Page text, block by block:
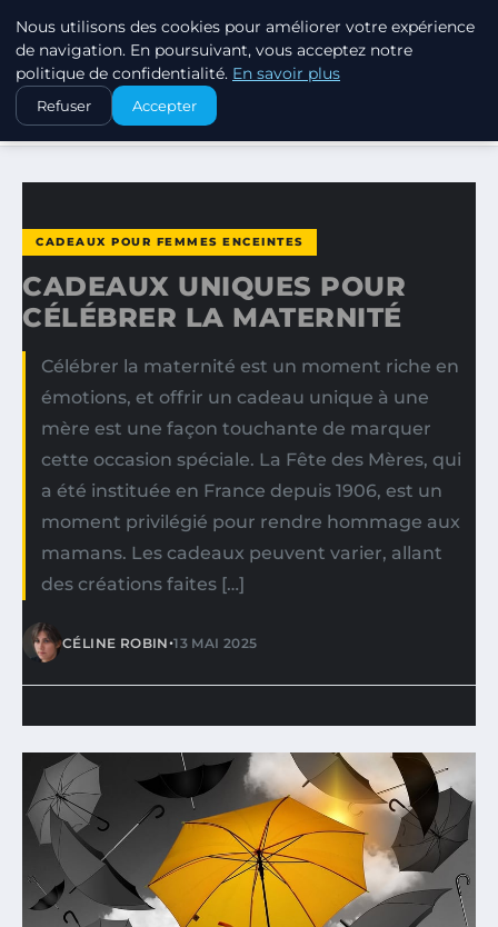
SWISSTALES
ACCUEIL
CADEAUX POUR FEMMES ENCEINTES
CADEAUX UNIQUES POUR CÉLÉBRER LA MATERNITÉ
CADEAUX POUR FEMMES ENCEINTES
CADEAUX UNIQUES POUR
CÉLÉBRER LA MATERNITÉ
Célébrer la maternité est un moment riche en
émotions, et offrir un cadeau unique à une
mère est une façon touchante de marquer
cette occasion spéciale. La Fête des Mères, qui
a été instituée en France depuis 1906, est un
moment privilégié pour rendre hommage aux
mamans. Les cadeaux peuvent varier, allant
des créations faites […]
CÉLINE ROBIN•13 MAI 2025
Nous utilisons des cookies pour améliorer votre expérience
de navigation. En poursuivant, vous acceptez notre
politique de confidentialité. En savoir plus
Refuser Accepter